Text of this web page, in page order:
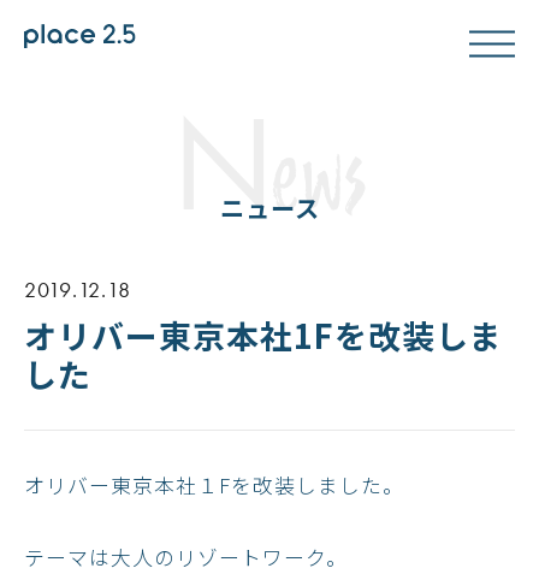
News
ニュース
2019.12.18
オリバー東京本社1Fを改装しま
した
オリバー東京本社１Fを改装しました。
テーマは大人のリゾートワーク。